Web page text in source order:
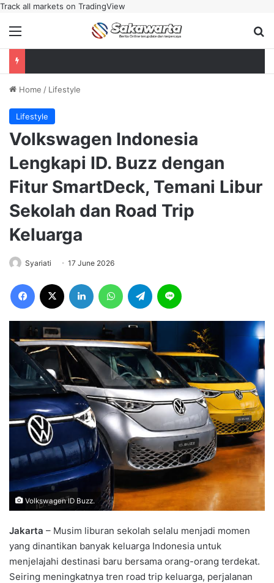
Track all markets on TradingView
Menu
Home / Lifestyle
Lifestyle
Volkswagen Indonesia
Lengkapi ID. Buzz dengan
Fitur SmartDeck, Temani Libur
Sekolah dan Road Trip
Keluarga
Syariati 17 June 2026
Facebook LinkedIn WhatsAppTelegram
Volkswagen ID Buzz.
Jakarta – Musim liburan sekolah selalu menjadi momen
yang dinantikan banyak keluarga Indonesia untuk
menjelajahi destinasi baru bersama orang-orang terdekat.
Seiring meningkatnya tren road trip keluarga, perjalanan